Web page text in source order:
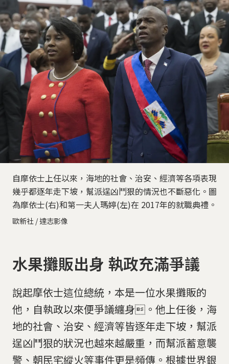
自摩依士上任以來，海地的社會、治安、經濟等各項表現
幾乎都逐年走下坡，幫派逞凶鬥狠的情況也不斷惡化。圖
為摩依士(右)和第一夫人瑪婷(左)在 2017年的就職典禮。
歐新社 / 達志影像
水果攤販出身 執政充滿爭議
說起摩依士這位總統，本是一位水果攤販的
他，自執政以來便爭議纏身。他上任後，海
地的社會、治安、經濟等皆逐年走下坡，幫派
逞凶鬥狠的狀況也越來越嚴重，而幫派蓄意襲
警、朝民宅縱火等事件更是頻傳。根據世界銀